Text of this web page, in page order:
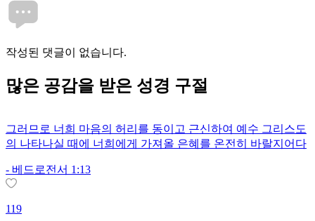
작성된 댓글이 없습니다.
많은 공감을 받은 성경 구절
그러므로 너희 마음의 허리를 동이고 근신하여 예수 그리스도
의 나타나실 때에 너희에게 가져올 은혜를 온전히 바랄지어다
- 베드로전서 1:13
119